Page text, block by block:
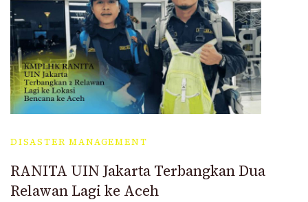
DISASTER MANAGEMENT
RANITA UIN Jakarta Terbangkan Dua
Relawan Lagi ke Aceh